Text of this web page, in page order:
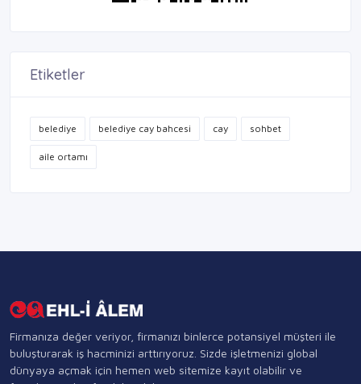
Etiketler
belediye belediye cay bahcesi cay sohbet
aile ortamı
Firmanıza değer veriyor, firmanızı binlerce potansiyel müşteri ile
buluşturarak iş hacminizi arttırıyoruz. Sizde işletmenizi global
dünyaya açmak için hemen web sitemize kayıt olabilir ve